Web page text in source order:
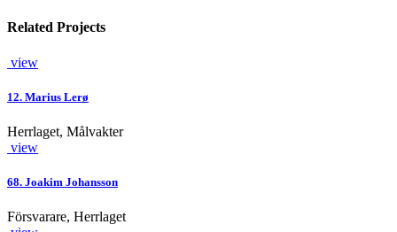
Related Projects
view
12. Marius Lerø
Herrlaget, Målvakter
view
68. Joakim Johansson
Försvarare, Herrlaget